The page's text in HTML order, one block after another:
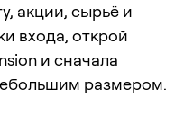
акции, сырьё и
входа, открой
и сначала
размером.